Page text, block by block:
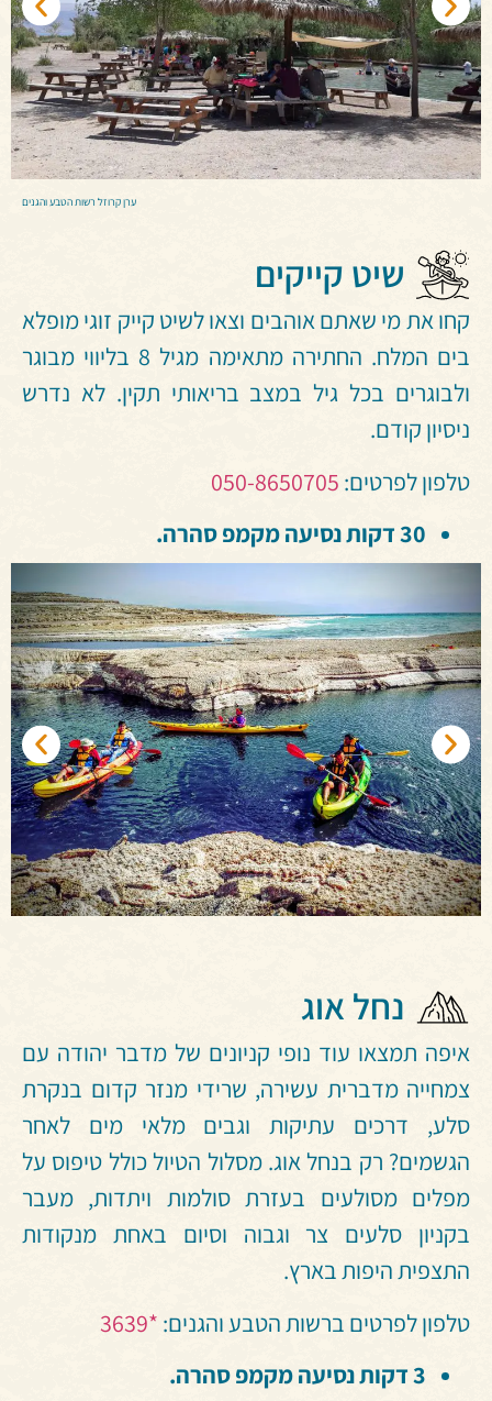
ערן קרוזל רשות הטבע והגנים
שיט קייקים
קחו את מי שאתם אוהבים וצאו לשיט קייק זוגי מופלא
בים המלח. החתירה מתאימה מגיל 8 בליווי מבוגר
ולבוגרים בכל גיל במצב בריאותי תקין. לא נדרש
ניסיון קודם.
טלפון לפרטים: 050-8650705
30 דקות נסיעה מקמפ סהרה.
נחל אוג
איפה תמצאו עוד נופי קניונים של מדבר יהודה עם
צמחייה מדברית עשירה, שרידי מנזר קדום בנקרת
סלע, דרכים עתיקות וגבים מלאי מים לאחר
הגשמים? רק בנחל אוג. מסלול הטיול כולל טיפוס על
מפלים מסולעים בעזרת סולמות ויתדות, מעבר
בקניון סלעים צר וגבוה וסיום באחת מנקודות
התצפית היפות בארץ.
טלפון לפרטים ברשות הטבע והגנים: *3639
3 דקות נסיעה מקמפ סהרה.